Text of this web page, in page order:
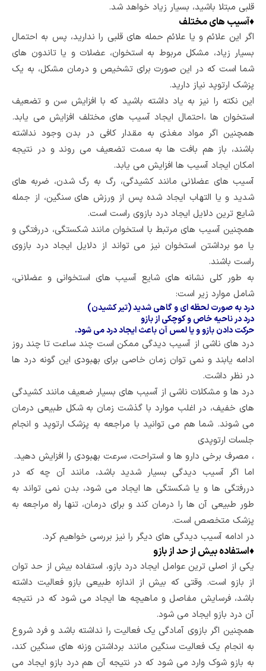
قلبی مبتلا باشید، بسیار زیاد خواهد شد.
♦آسیب های مختلف
اگر این علائم و یا علائم حمله های قلبی را ندارید، پس به احتمال
بسیار زیاد، مشکل مربوط به استخوان، عضلات و یا تاندون های
شما است که در این صورت برای تشخیص و درمان مشکل، به یک
پزشک ارتوپد نیاز دارید.
این نکته را نیز به یاد داشته باشید که با افزایش سن و تضعیف
استخوان ها ،احتمال ایجاد آسیب های مختلف افزایش می یابد.
همچنین اگر مواد مغذی به مقدار کافی در بدن وجود نداشته
باشند، باز هم بافت ها به سمت تضعیف می روند و در نتیجه
امکان ایجاد آسیب ها افزایش می یابد.
آسیب های عضلانی مانند کشیدگی، رگ به رگ شدن، ضربه های
شدید و یا التهاب ایجاد شده پس از ورزش های سنگین، از جمله
شایع ترین دلایل ایجاد درد بازوی راست است.
همچنین آسیب های مرتبط با استخوان مانند شکستگی، دررفتگی و
یا مو برداشتن استخوان نیز می تواند از دلایل ایجاد درد بازوی
راست باشند.
به طور کلی نشانه های شایع آسیب های استخوانی و عضلانی،
شامل موارد زیر است:
درد به صورت لحظه ای و گاهی شدید (تیر کشیدن)
درد در ناحیه خاص و کوچکی از بازو
حرکت دادن بازو و یا لمس آن باعث ایجاد درد می شود.
درد های ناشی از آسیب دیدگی ممکن است چند ساعت تا چند روز
ادامه یابند و نمی توان زمان خاصی برای بهبودی این گونه درد ها
در نظر داشت.
درد ها و مشکلات ناشی از آسیب های بسیار ضعیف مانند کشیدگی
های خفیف، در اغلب موارد با گذشت زمان به شکل طبیعی درمان
می شوند. شما هم می توانید با مراجعه به پزشک ارتوپد و انجام
جلسات ارتوپدی
، مصرف برخی دارو ها و استراحت، سرعت بهبودی را افزایش دهید.
اما اگر آسیب دیدگی بسیار شدید باشد، مانند آن چه که در
دررفتگی ها و یا شکستگی ها ایجاد می شود، بدن نمی تواند به
طور طبیعی آن ها را درمان کند و برای درمان، تنها راه مراجعه به
پزشک متخصص است.
در ادامه آسیب دیدگی های دیگر را نیز بررسی خواهیم کرد.
♦استفاده بیش از حد از بازو
یکی از اصلی ترین عوامل ایجاد درد بازو، استفاده بیش از حد توان
از بازو است. وقتی که بیش از اندازه طبیعی بازو فعالیت داشته
باشد، فرسایش مفاصل و ماهیچه ها ایجاد می شود که در نتیجه
آن درد بازو ایجاد می شود.
همچنین اگر بازوی آمادگی یک فعالیت را نداشته باشد و فرد شروع
به انجام یک فعالیت سنگین مانند برداشتن وزنه های سنگین کند،
به بازو شوک وارد می شود که در نتیجه آن هم درد بازو ایجاد می